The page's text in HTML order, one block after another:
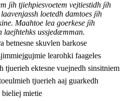
jïh skearkagimmien prinsihph
jïh tjiehpiesvoetem vejtiestidh jïh
loetedh damtoes jïh
Maahtoe lea goerkese jïh
laejhtehks ussjedæmman.
betnesne skuvlen barkose
learohki faageles
tjuerieh ektesne vuejnedh sinsitniem
tjuerieh aaj guarkedh
bieliej mietie